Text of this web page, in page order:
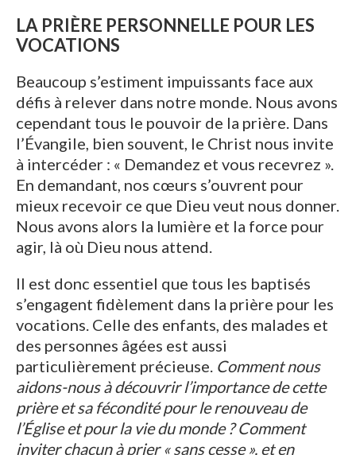
LA PRIÈRE PERSONNELLE POUR LES
VOCATIONS
Beaucoup s’estiment impuissants face aux
défis à relever dans notre monde. Nous avons
cependant tous le pouvoir de la prière. Dans
l’Évangile, bien souvent, le Christ nous invite
à intercéder : « Demandez et vous recevrez ».
En demandant, nos cœurs s’ouvrent pour
mieux recevoir ce que Dieu veut nous donner.
Nous avons alors la lumière et la force pour
agir, là où Dieu nous attend.
Il est donc essentiel que tous les baptisés
s’engagent fidèlement dans la prière pour les
vocations. Celle des enfants, des malades et
des personnes âgées est aussi
particulièrement précieuse. Comment nous
aidons-nous à découvrir l’importance de cette
prière et sa fécondité pour le renouveau de
l’Église et pour la vie du monde ? Comment
inviter chacun à prier « sans cesse », et en